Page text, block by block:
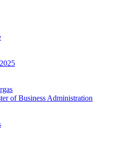
of Business Administration